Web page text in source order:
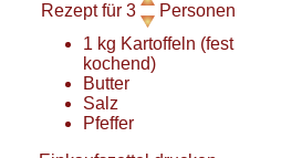
Rezept für 3
Personen
1 kg Kartoffeln (fest
kochend)
Butter
Salz
Pfeffer